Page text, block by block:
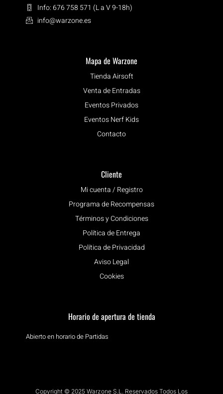
Info: 676 758 571 (L a V 9-18h)
info@warzone.es
Mapa de Warzone
Tienda Airsoft
Venta de Entradas
Eventos Privados
Eventos Nerf Kids
Contacto
Cliente
Mi cuenta / Registro
Programa de Recompensas
Términos y Condiciones
Política de Entrega
Política de Privacidad
Aviso Legal
Cookies
Horario de apertura de tienda
Abierto en horario de Partidas
Copyright © 2025 Warzone S.L. Reservados Todos Los